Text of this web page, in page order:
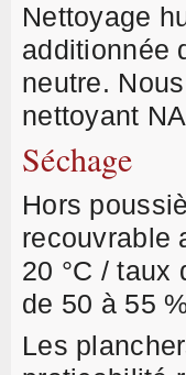
Nettoyage
additionnée
neutre.
nettoyant
Séchage
Hors
recouvrable
20 °C / taux
de 50 à 55
Les